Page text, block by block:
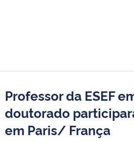
Professor da ESEF
doutorado
em Paris/ França